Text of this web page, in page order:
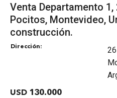
Venta Departamento
Pocitos, Montevideo,
construcción.
Dirección:
USD 130.000